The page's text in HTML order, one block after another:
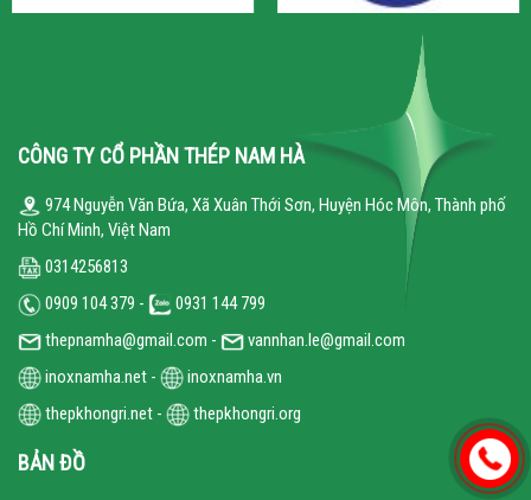
CÔNG TY CỔ PHẦN THÉP NAM HÀ
974 Nguyễn Văn Bứa, Xã Xuân Thới Sơn, Huyện Hóc Môn, Thành phố
Hồ Chí Minh, Việt Nam
0314256813
0909 104 379 -
0931 144 799
thepnamha@gmail.com -
vannhan.le@gmail.com
inoxnamha.net -
inoxnamha.vn
thepkhongri.net - thepkhongri.org
BẢN ĐỒ